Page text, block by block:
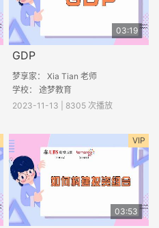
03:19
GDP
梦享家： Xia Tian 老师
学校： 途梦教育
2023-11-13 | 8305 次播放
VIP
03:53